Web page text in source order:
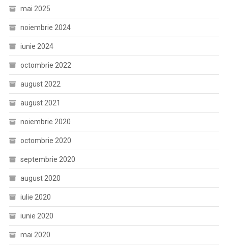
mai 2025
noiembrie 2024
iunie 2024
octombrie 2022
august 2022
august 2021
noiembrie 2020
octombrie 2020
septembrie 2020
august 2020
iulie 2020
iunie 2020
mai 2020